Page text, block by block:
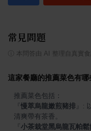
常見問題
本問答由 AI 整理自真實食
這家餐廳的推薦菜色有哪
慢萃烏龍嫩煎豬排
:
小茶栽堂黑烏龍瓦帕鬆